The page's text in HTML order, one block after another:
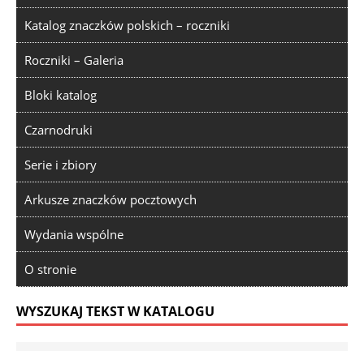
Katalog znaczków polskich – roczniki
Roczniki – Galeria
Bloki katalog
Czarnodruki
Serie i zbiory
Arkusze znaczków pocztowych
Wydania wspólne
O stronie
WYSZUKAJ TEKST W KATALOGU